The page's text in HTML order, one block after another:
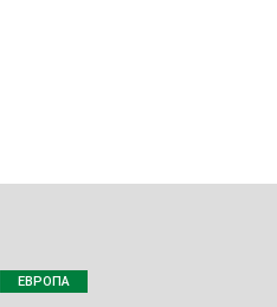
ЕВРОПА